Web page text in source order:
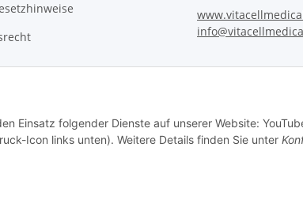
Einsatz folgender Dienste auf unserer Website:
Icon links unten). Weitere Details finden Sie unter